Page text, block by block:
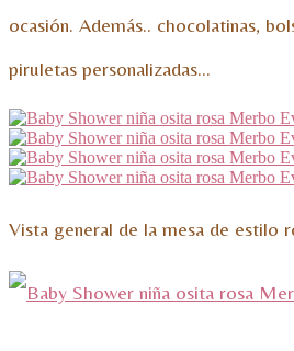
ocasión. Además.. chocolatinas,
piruletas personalizadas…
Vista general de la mesa de estilo